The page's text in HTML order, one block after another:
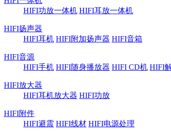
HIFI功放一体机 HIFI耳放一体机
HIFI扬声器
HIFI耳机 HIFI附加扬声器 HIFI音箱
HIFI音源
HIFI手机 HIFI随身播放器 HIFI CD机 HIFI
HIFI放大器
HIFI耳机放大器 HIFI功放
HIFI附件
HIFI避震 HIFI线材 HIFI电源处理